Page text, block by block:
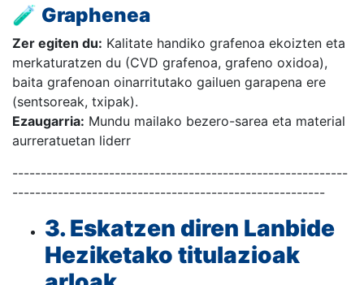
🧪 Graphenea
Zer egiten du: Kalitate handiko grafenoa ekoizten eta
merkaturatzen du (CVD grafenoa, grafeno oxidoa),
baita grafenoan oinarritutako gailuen garapena ere
(sentsoreak, txipak).
Ezaugarria: Mundu mailako bezero-sarea eta material
aurreratuetan liderr
-----------------------------------------------------------
-------------------------------------------------------
3. Eskatzen diren Lanbide
Heziketako titulazioak